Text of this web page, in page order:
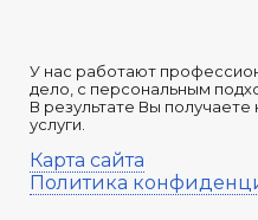
У нас работают
дело, с персональным
В результате Вы
услуги.
Карта сайта
Политика